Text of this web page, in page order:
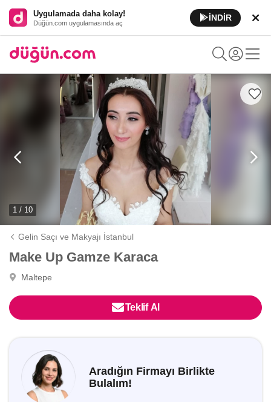
Uygulamada daha kolay!
Düğün.com uygulamasında aç
İNDİR
1 / 10
Gelin Saçı ve Makyajı İstanbul
Make Up Gamze Karaca
Maltepe
Teklif Al
Aradığın Firmayı Birlikte
Bulalım!